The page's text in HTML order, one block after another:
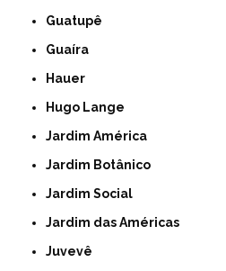
Guatupê
Guaíra
Hauer
Hugo Lange
Jardim América
Jardim Botânico
Jardim Social
Jardim das Américas
Juvevê